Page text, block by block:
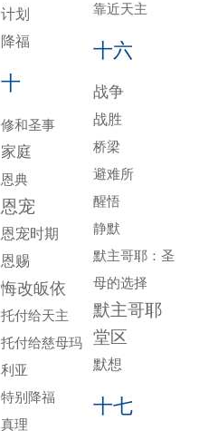
计划
降福
十
修和圣事
家庭
恩典
恩宠
恩宠时期
恩赐
悔改皈依
托付给天主
托付给慈母玛
利亚
特别降福
真理
靠近天主
十六
战争
战胜
桥梁
避难所
醒悟
静默
默主哥耶：圣
母的选择
默主哥耶
堂区
默想
十七